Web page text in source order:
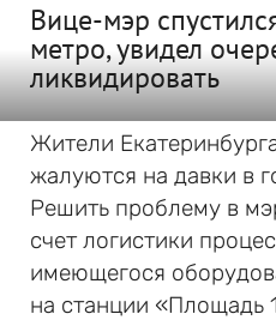
Вице-мэр
метро, увидел
ликвидировать
Жители
жалуются на давки в
Решить проблему в
счет логистики
имеющегося
на станции «Площадь